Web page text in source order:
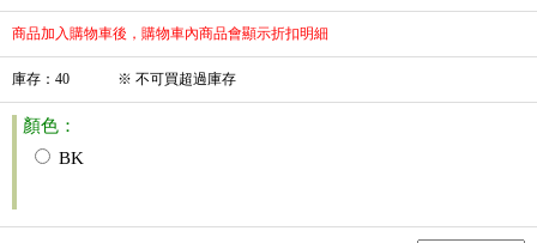
商品加入購物車後，購物車內商品會顯示折扣明細
庫存 ： 40 ※ 不可買超過庫存
顏色：
BK